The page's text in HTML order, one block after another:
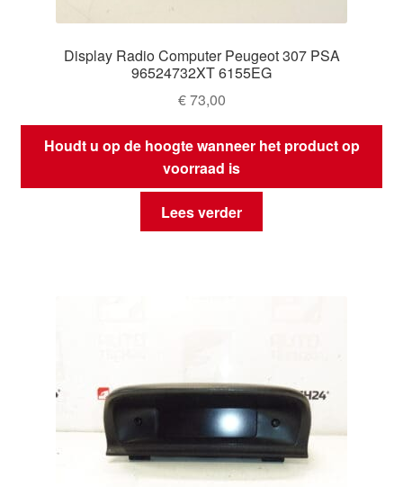
Display Radio Computer Peugeot 307 PSA
96524732XT 6155EG
€73,00
Houdt u op de hoogte wanneer het product op
voorraad is
Lees verder